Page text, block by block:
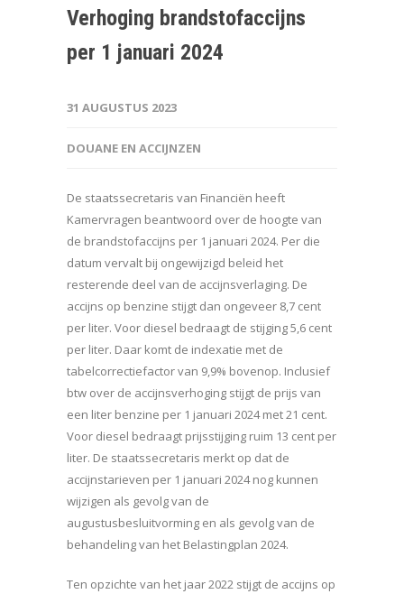
Verhoging brandstofaccijns
per 1 januari 2024
31 AUGUSTUS 2023
DOUANE EN ACCIJNZEN
De staatssecretaris van Financiën heeft
Kamervragen beantwoord over de hoogte van
de brandstofaccijns per 1 januari 2024. Per die
datum vervalt bij ongewijzigd beleid het
resterende deel van de accijnsverlaging. De
accijns op benzine stijgt dan ongeveer 8,7 cent
per liter. Voor diesel bedraagt de stijging 5,6 cent
per liter. Daar komt de indexatie met de
tabelcorrectiefactor van 9,9% bovenop. Inclusief
btw over de accijnsverhoging stijgt de prijs van
een liter benzine per 1 januari 2024 met 21 cent.
Voor diesel bedraagt prijsstijging ruim 13 cent per
liter. De staatssecretaris merkt op dat de
accijnstarieven per 1 januari 2024 nog kunnen
wijzigen als gevolg van de
augustusbesluitvorming en als gevolg van de
behandeling van het Belastingplan 2024.
Ten opzichte van het jaar 2022 stijgt de accijns op